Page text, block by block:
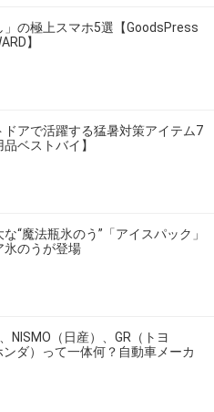
」の極上スマホ5選【GoodsPress
】
ドアで活躍する猛暑対策アイテム7
ベストバイ】
“魔法瓶氷のう”「アイスパック」
氷のうが登場
NISMO（日産）、GR（トヨ
ンダ）って一体何？自動車メーカ